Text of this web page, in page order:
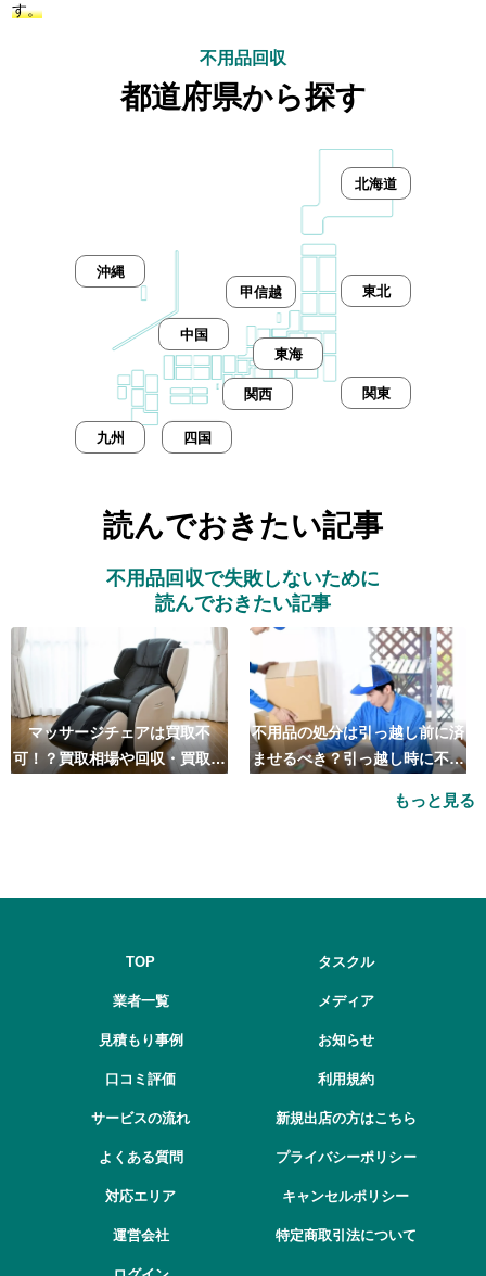
す。
不用品回収
都道府県から探す
北海道
東北
甲信越
東海
関東
関西
中国
四国
九州
沖縄
読んでおきたい記事
不用品回収で失敗しないために
読んでおきたい記事
マッサージチェアは買取不
可！？買取相場や回収・買取の
不用品の処分は引っ越し前に済
ませるべき？引っ越し時に不用
もっと見る
TOP
業者一覧
見積もり事例
口コミ評価
サービスの流れ
よくある質問
対応エリア
運営会社
タスクル
メディア
お知らせ
利用規約
新規出店の方はこちら
プライバシーポリシー
キャンセルポリシー
特定商取引法について